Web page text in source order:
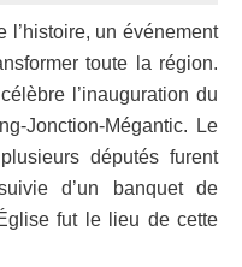
l’histoire, un événement
toute la région.
l’inauguration du
Jonction-Mégantic. Le
députés furent
d’un banquet de
fut le lieu de cette